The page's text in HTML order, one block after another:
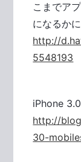
こまでア
になるか
http://
5548193
iPhone
http://
30-